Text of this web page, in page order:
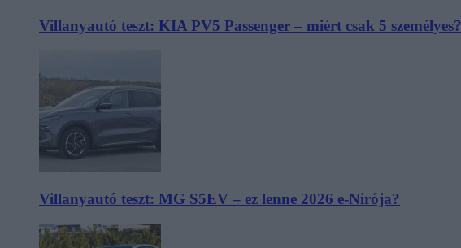
Villanyautó teszt: KIA PV5 Passenger – miért csak 5 személyes?
Villanyautó teszt: MG S5EV – ez lenne 2026 e-Nirója?